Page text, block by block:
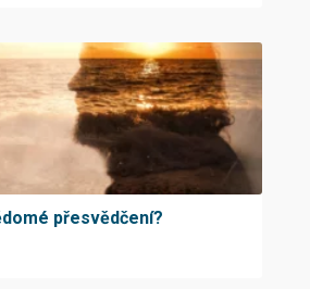
přesvědčení?